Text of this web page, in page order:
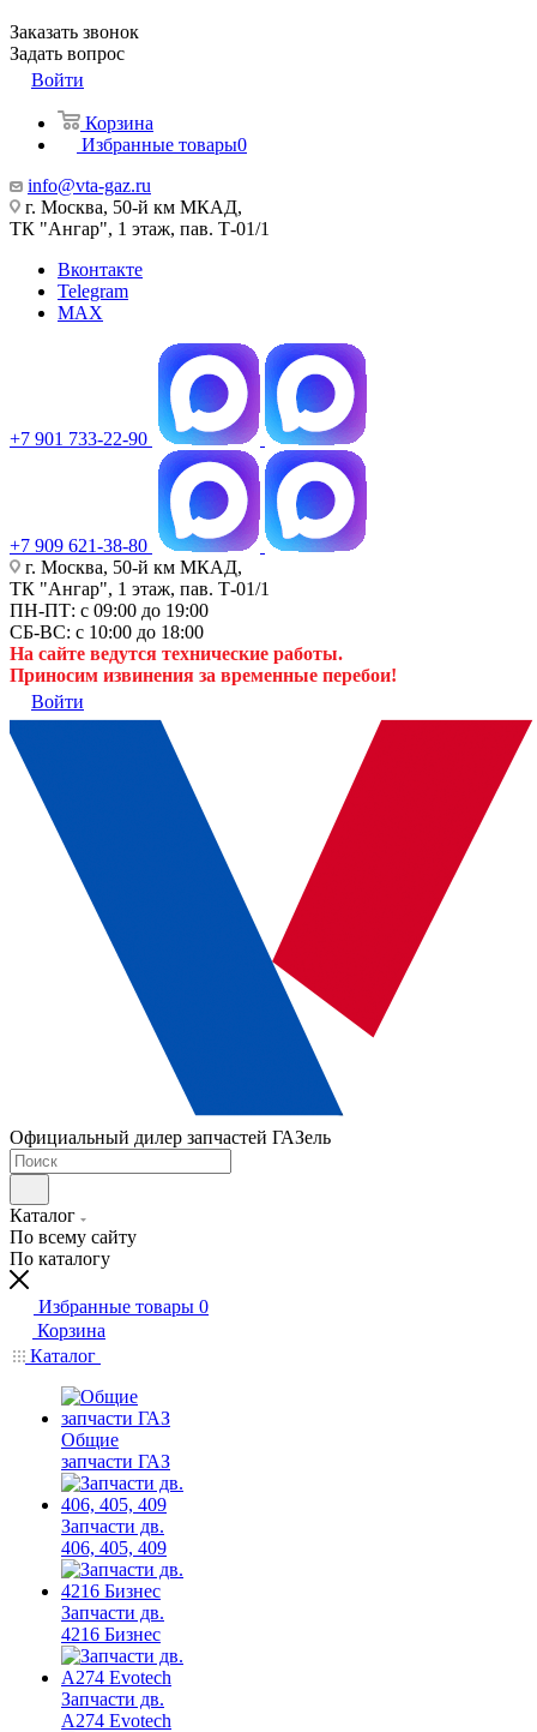
Заказать звонок
Задать вопрос
Войти
Корзина
Избранные товары0
info@vta-gaz.ru
г. Москва, 50-й км МКАД,
ТК "Ангар", 1 этаж, пав. Т-01/1
Вконтакте
Telegram
MAX
+7 901 733-22-90
+7 909 621-38-80
г. Москва, 50-й км МКАД,
ТК "Ангар", 1 этаж, пав. Т-01/1
ПН-ПТ: с 09:00 до 19:00
СБ-ВС: с 10:00 до 18:00
На сайте ведутся технические работы.
Приносим извинения за временные перебои!
Войти
Официальный дилер запчастей ГАЗель
Каталог
По всему сайту
По каталогу
Избранные товары 0
Корзина
Каталог
Общие
запчасти ГАЗ
Запчасти дв.
406, 405, 409
Запчасти дв.
4216 Бизнес
Запчасти дв.
A274 Evotech